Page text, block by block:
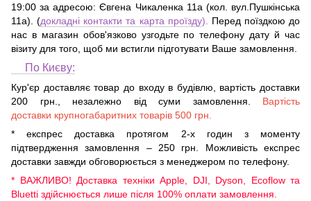
19:00 за адресою:Євгена Чикаленка 11а (кол. вул.Пушкінська
11а) . (докладні контакти та карта проїзду). Перед поїздкою до
нас в магазин обов'язково узгодьте по телефону дату й час
візиту для того, щоб ми встигли підготувати Ваше замовлення.
По Києву:
Кур'єр доставляє товар до входу в будівлю, вартість доставки
200 грн., незалежно від суми замовлення. Вартість
доставки крупногабаритних товарів 500 грн.
* експрес доставка протягом 2-х годин з моменту
підтвердження замовлення – 250 грн. Можливість експрес
доставки завжди обговорюється з менеджером по телефону.
* ВАЖЛИВО! Доставка техніки Apple, DJI, Dyson, Ecoflow та
Bluetti здійснюється лише після 100% оплати замовлення.